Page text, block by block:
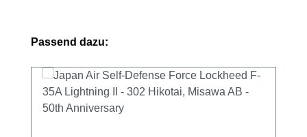
Produktgalerie überspringen
Passend dazu: